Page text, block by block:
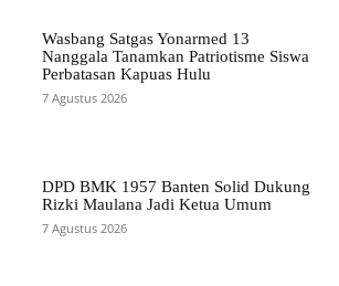
Wasbang Satgas Yonarmed 13
Nanggala Tanamkan Patriotisme Siswa
Perbatasan Kapuas Hulu
7 Agustus 2026
DPD BMK 1957 Banten Solid Dukung
Rizki Maulana Jadi Ketua Umum
7 Agustus 2026